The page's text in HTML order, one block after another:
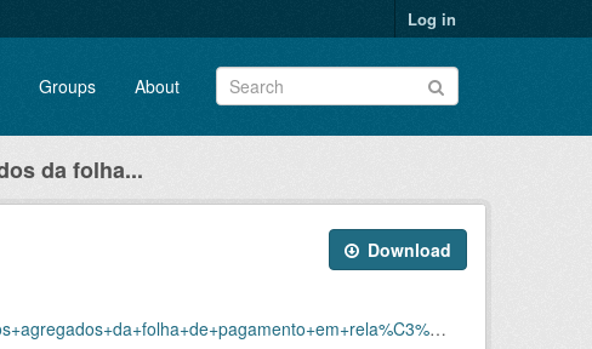
Log in
Groups About
da folha...
Download
p_benefemitidosespecieuo_20240215_110415.xlsx